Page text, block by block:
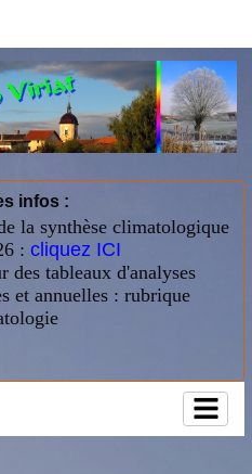
infos :
la synthèse climatologique
: cliquez ICI
des tableaux d'analyses
et annuelles : rubrique